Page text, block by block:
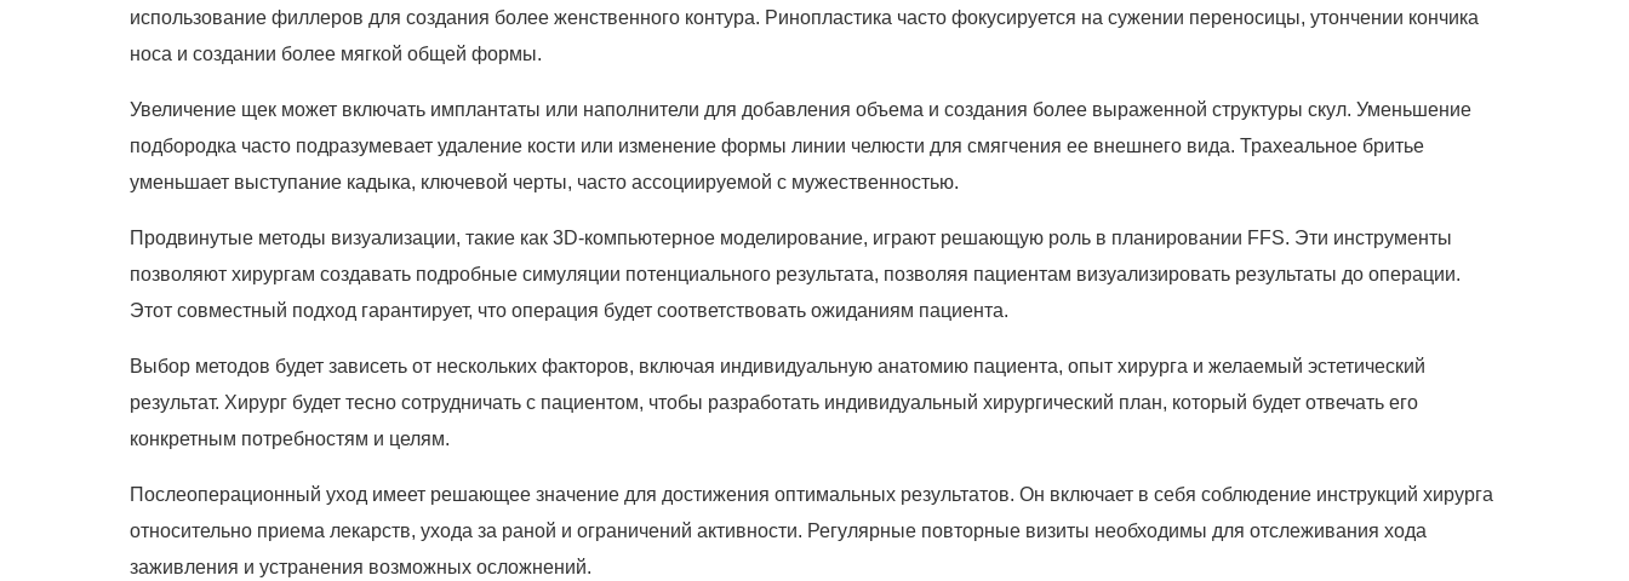
использование филлеров для создания более женственного контура. Ринопластика часто фокусируется на сужении переносицы, утончении кончика
носа и создании более мягкой общей формы.
Увеличение щек может включать имплантаты или наполнители для добавления объема и создания более выраженной структуры скул. Уменьшение
подбородка часто подразумевает удаление кости или изменение формы линии челюсти для смягчения ее внешнего вида. Трахеальное бритье
уменьшает выступание кадыка, ключевой черты, часто ассоциируемой с мужественностью.
Продвинутые методы визуализации, такие как 3D-компьютерное моделирование, играют решающую роль в планировании FFS. Эти инструменты
позволяют хирургам создавать подробные симуляции потенциального результата, позволяя пациентам визуализировать результаты до операции.
Этот совместный подход гарантирует, что операция будет соответствовать ожиданиям пациента.
Выбор методов будет зависеть от нескольких факторов, включая индивидуальную анатомию пациента, опыт хирурга и желаемый эстетический
результат. Хирург будет тесно сотрудничать с пациентом, чтобы разработать индивидуальный хирургический план, который будет отвечать его
конкретным потребностям и целям.
Послеоперационный уход имеет решающее значение для достижения оптимальных результатов. Он включает в себя соблюдение инструкций хирурга
относительно приема лекарств, ухода за раной и ограничений активности. Регулярные повторные визиты необходимы для отслеживания хода
заживления и устранения возможных осложнений.